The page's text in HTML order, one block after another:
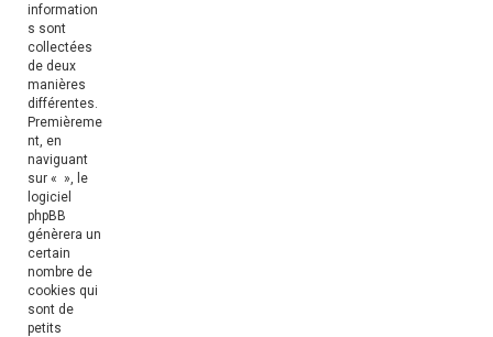
information
s sont
collectées
de deux
manières
différentes.
Premièreme
nt, en
naviguant
sur « », le
logiciel
phpBB
génèrera un
certain
nombre de
cookies qui
sont de
petits